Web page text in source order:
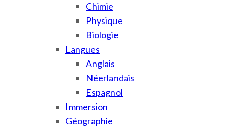
Chimie
Physique
Biologie
Langues
Anglais
Néerlandais
Espagnol
Immersion
Géographie